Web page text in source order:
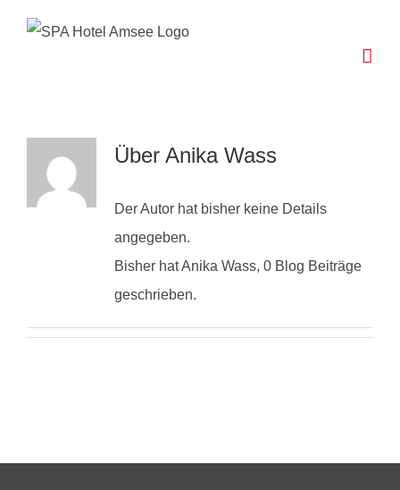
Über Anika Wass
Der Autor hat bisher keine Details
angegeben.
Bisher hat Anika Wass, 0 Blog Beiträge
geschrieben.